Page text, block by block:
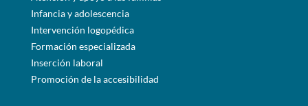
Infancia y adolescencia
Intervención logopédica
Formación especializada
Inserción laboral
Promoción de la accesibilidad